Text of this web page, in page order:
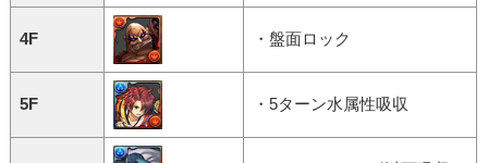
4F ・盤面ロック
5F ・5ターン水属性吸収